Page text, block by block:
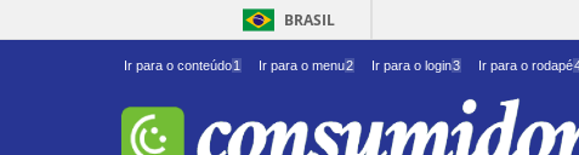
BRASIL
Ir para o conteúdo1 Ir para o menu2 Ir para o login3 Ir para o rodapé